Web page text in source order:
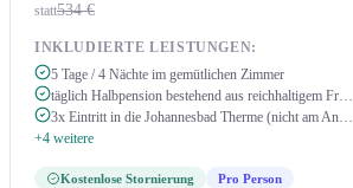
statt534 €
INKLUDIERTE LEISTUNGEN:
5 Tage / 4 Nächte im gemütlichen Zimmer
täglich Halbpension bestehend aus reichhaltigem Fr…
3x Eintritt in die Johannesbad Therme (nicht am An…
+4 weitere
Kostenlose Stornierung Pro Person